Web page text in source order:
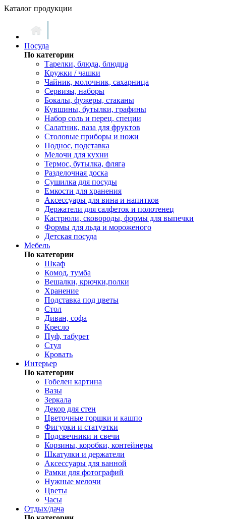
Каталог продукции
Посуда
По категории
Тарелки, блюда, блюдца
Кружки / чашки
Чайник, молочник, сахарница
Сервизы, наборы
Бокалы, фужеры, стаканы
Кувшины, бутылки, графины
Набор соль и перец, специи
Салатник, ваза для фруктов
Столовые приборы и ножи
Поднос, подставка
Мелочи для кухни
Термос, бутылка, фляга
Разделочная доска
Сушилка для посуды
Емкости для хранения
Аксессуары для вина и напитков
Держатели для салфеток и полотенец
Кастрюли, сковороды, формы для выпечки
Формы для льда и мороженого
Детская посуда
Мебель
По категории
Шкаф
Комод, тумба
Вешалки, крючки,полки
Хранение
Подставка под цветы
Стол
Диван, софа
Кресло
Пуф, табурет
Стул
Кровать
Интерьер
По категории
Гобелен картина
Вазы
Зеркала
Декор для стен
Цветочные горшки и кашпо
Фигурки и статуэтки
Подсвечники и свечи
Корзины, коробки, контейнеры
Шкатулки и держатели
Аксессуары для ванной
Рамки для фотографий
Нужные мелочи
Цветы
Часы
Отдых/дача